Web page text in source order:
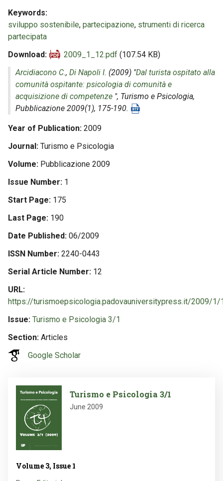
Keywords
sviluppo sostenibile, partecipazione, strumenti di ricerca
partecipata
Download
2009_1_12.pdf (107.54 KB)
Arcidiacono C., Di Napoli I. (2009) "Dal turista ospitato alla
comunità ospitante: psicologia di comunità e
acquisizione di competenze ", Turismo e Psicologia,
Pubblicazione 2009(1), 175-190.
Year of Publication 2009
Journal Turismo e Psicologia
Volume Pubblicazione 2009
Issue Number 1
Start Page 175
Last Page 190
Date Published 06/2009
ISSN Number 2240-0443
Serial Article Number 12
URL
https://turismoepsicologia.padovauniversitypress.it/2009/1/
Issue Turismo e Psicologia 3/1
Section Articles
Google Scholar
Image
Turismo e Psicologia 3/1
June 2009
Volume 3, Issue 1